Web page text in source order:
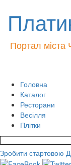
Портал міста
Головна
Каталог
Ресторани
Весілля
Плітки
Зробити стартовою